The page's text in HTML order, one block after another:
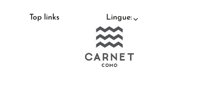
Top links Lingue: